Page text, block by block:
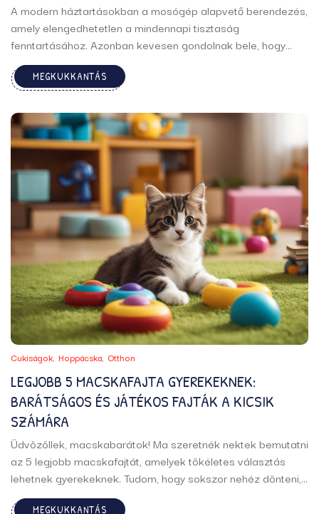
A modern háztartásokban a mosógép alapvető berendezés,
amely elengedhetetlen a mindennapi tisztaság
fenntartásához. Azonban kevesen gondolnak bele, hogy
ezek az eszközök milyen hatással vannak környezetükre,
különösen a zajkibocsátás szempontjából. A zaj, amelyet a
működése közben kibocsát, számos aspektusában
befolyásolhatja életünket, a személyes kényelmen
túlmenően ...
MEGKUKKANTÁS
Cukiságok Hoppácska Otthon
LEGJOBB 5 MACSKAFAJTA GYEREKEKNEK:
BARÁTSÁGOS ÉS JÁTÉKOS FAJTÁK A KICSIK
SZÁMÁRA
Üdvözöllek, macskabarátok! Ma szeretnék nektek bemutatni
az 5 legjobb macskafajtát, amelyek tökéletes választás
lehetnek gyerekeknek. Tudom, hogy sokszor nehéz dönteni,
hogy milyen kisállatot válasszunk a családunkba, de
MEGKUKKANTÁS